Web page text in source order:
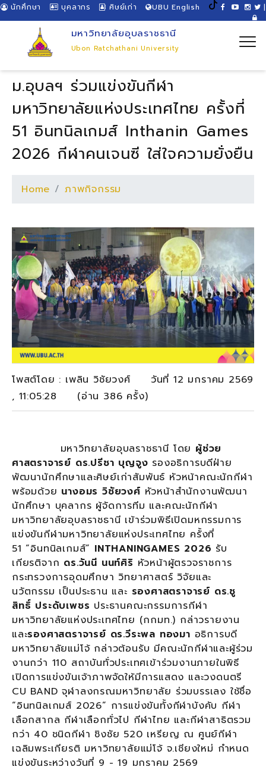
นักศึกษา บุคลากร ศิษย์เก่า UBU English |
มหาวิทยาลัยอุบลราชธานี
Ubon Ratchathani University
ม.อุบลฯ ร่วมแข่งขันกีฬา
มหาวิทยาลัยแห่งประเทศไทย ครั้งที่
51 อินทนิลเกมส์ Inthanin Games
2026 กีฬาคนเจนซี ใส่ใจความยั่งยืน
Home ภาพกิจกรรม
โพสต์โดย : เพลิน วิชัยวงศ์ วันที่ 12 มกราคม 2569
, 11:05:28 (อ่าน 386 ครั้ง)
มหาวิทยาลัยอุบลราชธานี โดย ผู้ช่วย
ศาสตราจารย์ ดร.ปรีชา บุญจูง รองอธิการบดีฝ่าย
พัฒนานักศึกษาและศิษย์เก่าสัมพันธ์ หัวหน้าคณะนักกีฬา
พร้อมด้วย นางอมร วิชัยวงศ์ หัวหน้าสำนักงานพัฒนา
นักศึกษา บุคลากร ผู้จัดการทีม และคณะนักกีฬา
มหาวิทยาลัยอุบลราชธานี เข้าร่วมพิธีเปิดมหกรรมการ
แข่งขันกีฬามหาวิทยาลัยแห่งประเทศไทย ครั้งที่
51 “อินทนิลเกมส์” INTHANINGAMES 2026 รับ
เกียรติจาก ดร.วันนี นนท์ศิริ หัวหน้าผู้ตรวจราชการ
กระทรวงการอุดมศึกษา วิทยาศาสตร์ วิจัยและ
นวัตกรรม เป็นประธาน และ รองศาสตราจารย์ ดร.ชู
สิทธิ์ ประดับเพชร ประธานคณะกรรมการกีฬา
มหาวิทยาลัยแห่งประเทศไทย (กกมท.) กล่าวรายงาน
และรองศาสตราจารย์ ดร.วีระพล ทองมา อธิการบดี
มหาวิทยาลัยแม่โจ้ กล่าวต้อนรับ มีคณะนักกีฬาและผู้ร่วม
งานกว่า 110 สถาบันทั่วประเทศเข้าร่วมงานภายในพิธี
เปิดการแข่งขันเจ้าภาพจัดให้มีการแสดง และวงดนตรี
CU BAND จุฬาลงกรณมหาวิทยาลัย ร่วมบรรเลง ใช้ชื่อ
“อินทนิลเกมส์ 2026” การแข่งขันทั้งกีฬาบังคับ กีฬา
เลือกสากล กีฬาเลือกทั่วไป กีฬาไทย และกีฬาสาธิตรวม
กว่า 40 ชนิดกีฬา ชิงชัย 520 เหรียญ ณ ศูนย์กีฬา
เฉลิมพระเกียรติ มหาวิทยาลัยแม่โจ้ จ.เชียงใหม่ กำหนด
แข่งขันระหว่างวันที่ 9 - 19 มกราคม 2569